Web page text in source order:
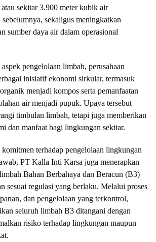
atau sekitar 3.900 meter kubik air
sekaligus meningkatkan
sumber daya air dalam operasional
pengelolaan limbah, perusahaan
inisiatif ekonomi sirkular, termasuk
menjadi kompos serta pemanfaatan
air menjadi pupuk. Upaya tersebut
timbulan limbah, tetapi juga memberikan
dan manfaat bagi lingkungan sekitar.
komitmen terhadap pengelolaan lingkungan
PT Kalla Inti Karsa juga menerapkan
Bahan Berbahaya dan Beracun (B3)
sesuai regulasi yang berlaku. Melalui proses
dan pengelolaan yang terkontrol,
seluruh limbah B3 ditangani dengan
risiko terhadap lingkungan maupun